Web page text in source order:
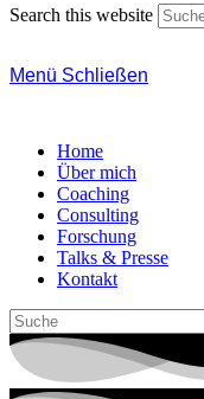
Search this website
Menü Schließen
Home
Über mich
Coaching
Consulting
Forschung
Talks & Presse
Kontakt